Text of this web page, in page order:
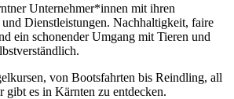
Unternehmer*innen mit ihren
Dienstleistungen. Nachhaltigkeit, faire
ein schonender Umgang mit Tieren und
von Bootsfahrten bis Reindling, all
gibt es in Kärnten zu entdecken.